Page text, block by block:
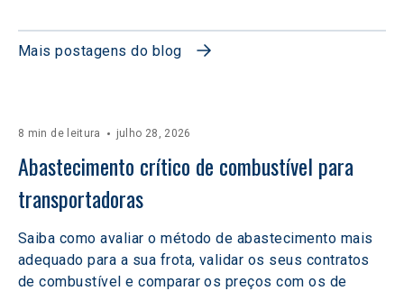
Mais postagens do blog
8 min de leitura julho 28, 2026
Abastecimento crítico de combustível para
transportadoras
Saiba como avaliar o método de abastecimento mais
adequado para a sua frota, validar os seus contratos
de combustível e comparar os preços com os de